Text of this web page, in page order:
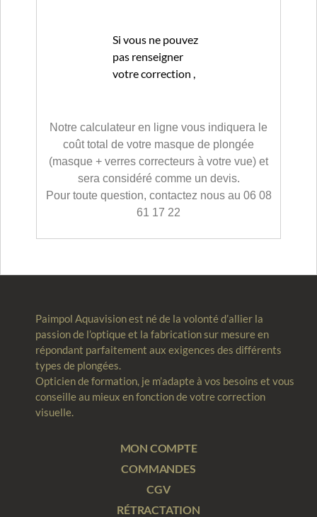
Si vous ne pouvez
pas renseigner
votre correction ,
contacten y
joignant votre
ordonnance ou
carte de vue
Notre calculateur en ligne vous indiquera le
coût total de votre masque de plongée
(masque + verres correcteurs à votre vue) et
sera considéré comme un devis.
Pour toute question, contactez nous au 06 08
61 17 22
Paimpol Aquavision est né de la volonté d’allier la
passion de l’optique et la fabrication sur mesure en
répondant parfaitement aux exigences des différents
types de plongées.
Opticien de formation, je m’adapte à vos besoins et vous
conseille au mieux en fonction de votre correction
visuelle.
MON COMPTE
COMMANDES
CGV
RÉTRACTATION